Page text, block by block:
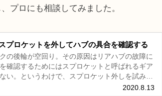
プロにも相談してみました。
プロケットを外してハブの具合を確認する
2020.8.13
の後輪が空回り。その原因はリアハブの故障に
確認するためにはスプロケットと呼ばれるギア
い。というわけで、スプロケット外しを試みる